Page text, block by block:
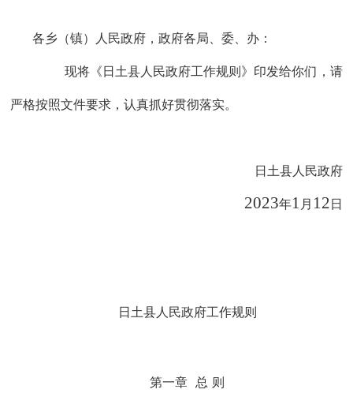
各乡（镇）人民政府，政府各局、委、办：
现将《日土县人民政府工作规则》印发给你们，请
严格按照文件要求，认真抓好贯彻落实。
日土县人民政府
2023年1 月 12 日
日土县人民政府工作规则
第一章 总 则